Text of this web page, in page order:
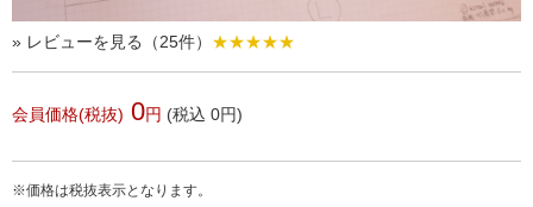
» レビューを見る（25件） ★★★★★
会員価格(税抜) 0円 (税込 0円)
※価格は税抜表示となります。